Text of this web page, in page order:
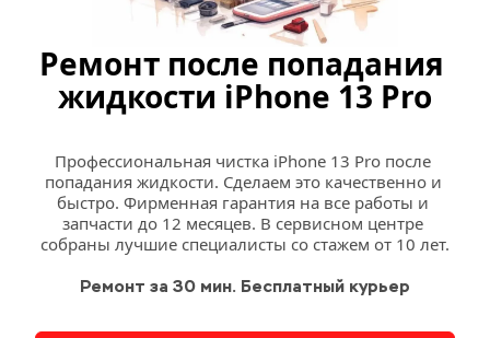
Ремонт после попадания
жидкости iPhone 13 Pro
Профессиональная чистка iPhone 13 Pro после
попадания жидкости. Сделаем это качественно и
быстро. Фирменная гарантия на все работы и
запчасти до 12 месяцев. В сервисном центре
собраны лучшие специалисты со стажем от 10 лет.
Ремонт за 30 мин. Бесплатный курьер